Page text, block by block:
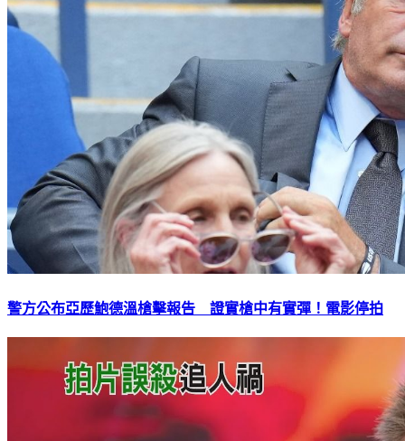
警方公布亞歷鮑德溫槍擊報告 證實槍中有實彈！電影停拍